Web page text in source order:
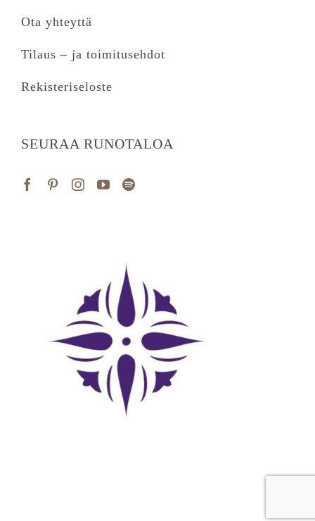
Ota yhteyttä
Tilaus – ja toimitusehdot
Rekisteriseloste
SEURAA RUNOTALOA